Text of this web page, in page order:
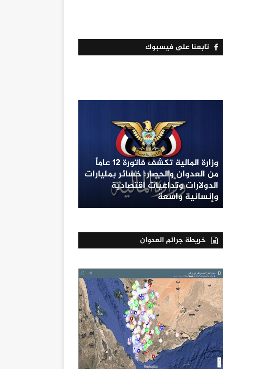
تابعنا على فيسبوك
وزارة المالية تكشف فاتورة 12 عاماً
من العدوان والحصار: خسائر بمليارات
الدولارات وتداعيات اقتصادية
وإنسانية واسعة
خريطة جرائم العدوان